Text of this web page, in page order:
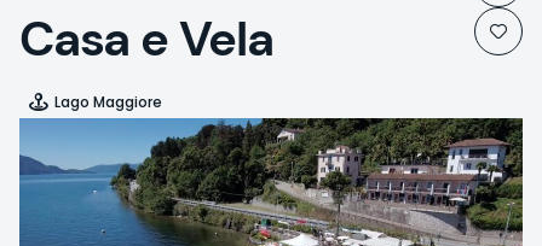
Casa e Vela
Lago Maggiore